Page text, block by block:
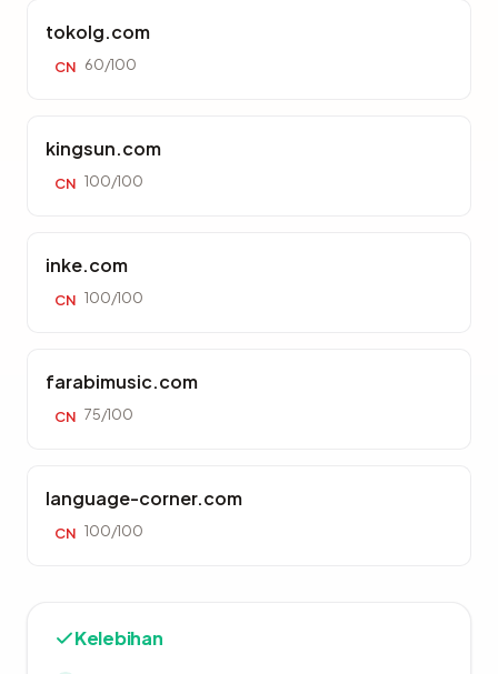
tokolg.com
CN 60/100
kingsun.com
CN 100/100
inke.com
CN 100/100
farabimusic.com
CN 75/100
language-corner.com
CN 100/100
Kelebihan